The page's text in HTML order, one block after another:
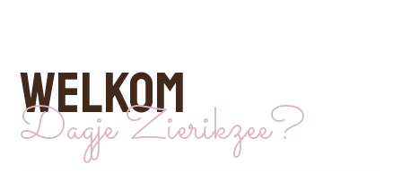
WELKOM
Dagje Zierikzee?